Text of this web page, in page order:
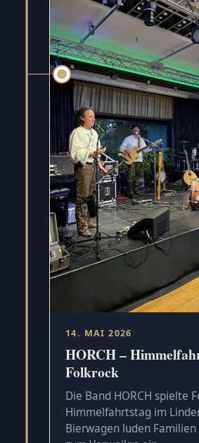
14. MAI 2026
HORCH –
Folkrock
Die Band HORCH spielte
Himmelfahrtstag im
Bierwagen luden